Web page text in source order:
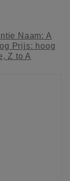
Naam: A
Prijs: hoog
Z to A